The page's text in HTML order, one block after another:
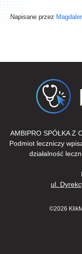
Napisane przez
AMBIPRO SPÓŁKA Z
Podmiot leczniczy
działalność
ul.
©2026